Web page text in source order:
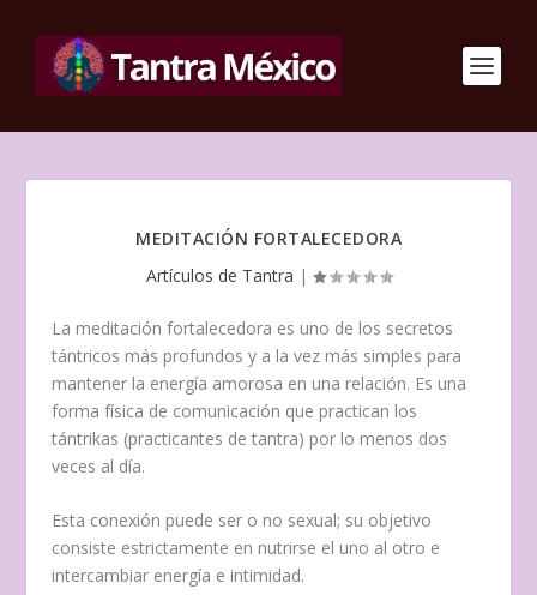
MEDITACIÓN FORTALECEDORA
Artículos de Tantra |
La meditación fortalecedora es uno de los secretos
tántricos más profundos y a la vez más simples para
mantener la energía amorosa en una relación. Es una
forma física de comunicación que practican los
tántrikas (practicantes de tantra) por lo menos dos
veces al día.
Esta conexión puede ser o no sexual; su objetivo
consiste estrictamente en nutrirse el uno al otro e
intercambiar energía e intimidad.